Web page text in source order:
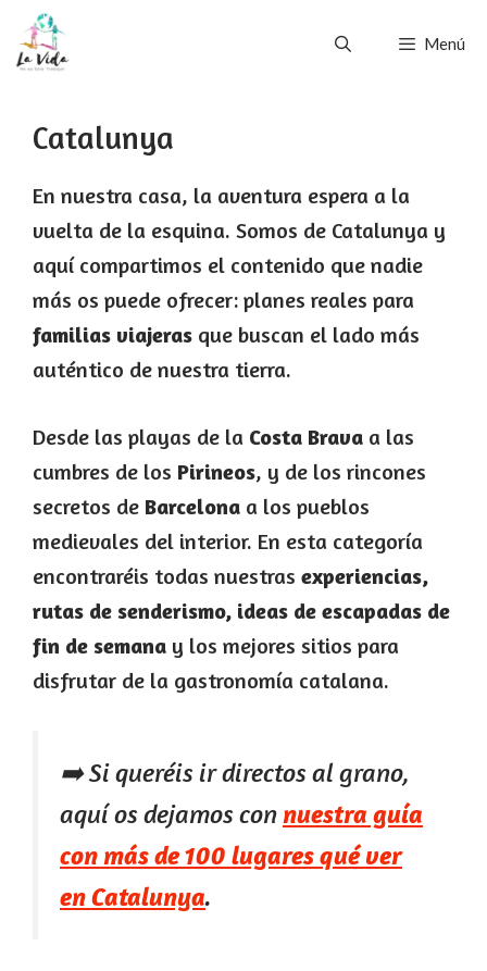
Saltar
Menú
Catalunya
En nuestra casa, la aventura espera a la
vuelta de la esquina. Somos de Catalunya y
aquí compartimos el contenido que nadie
más os puede ofrecer: planes reales para
familias viajeras que buscan el lado más
auténtico de nuestra tierra.
Desde las playas de la Costa Brava a las
cumbres de los Pirineos, y de los rincones
secretos de Barcelona a los pueblos
medievales del interior. En esta categoría
encontraréis todas nuestras experiencias,
rutas de senderismo, ideas de escapadas de
fin de semana y los mejores sitios para
disfrutar de la gastronomía catalana.
➡️ Si queréis ir directos al grano,
aquí os dejamos connuestra guía
con más de 100 lugares qué ver
en Catalunya.